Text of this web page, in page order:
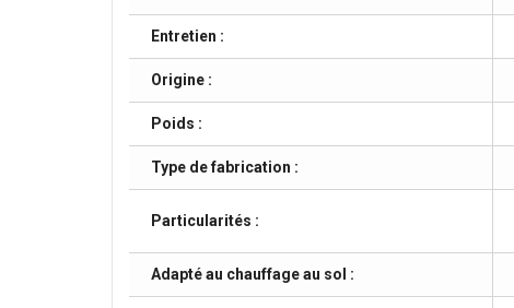
Entretien :
Origine :
Poids :
Type de fabrication :
Particularités :
Adapté au chauffage au sol :